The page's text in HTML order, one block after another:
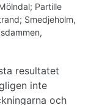
Partille
Smedjeholm,
resultatet
inte
och